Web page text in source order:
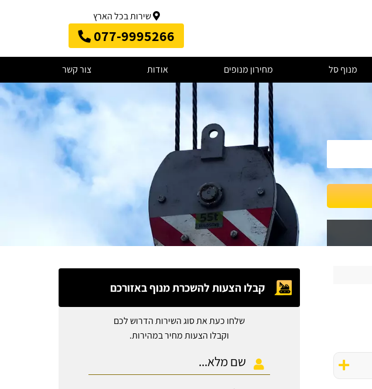
שירות בכל הארץ
077-9995266
מנוף סל מחירון מנופים אודות צור קשר
קבלו הצעות להשכרת מנוף באזורכם
שלחו כעת את סוג השירות הדרוש לכם
וקבלו הצעות מחיר במהירות.